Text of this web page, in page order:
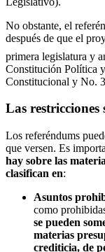
No obstante, el
después de que el
primera legislatura y
Constitución Política
Constitucional y No.
Las restricciones
Los referéndums
que versen. Es
hay sobre las
clasifican en:
Asuntos
como
se pueden
materias
crediticia, de